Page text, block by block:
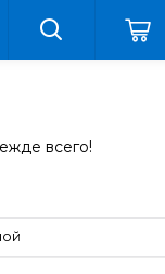
всего!